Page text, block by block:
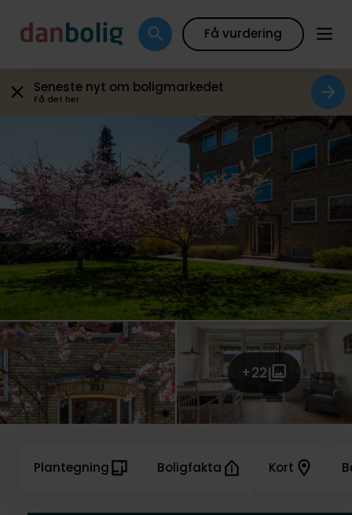
Få vurdering
Seneste nyt om boligmarkedet
Få det her
+22
Plantegning Boligfakta Kort
Galleri Plantegning Boligfakta Kort